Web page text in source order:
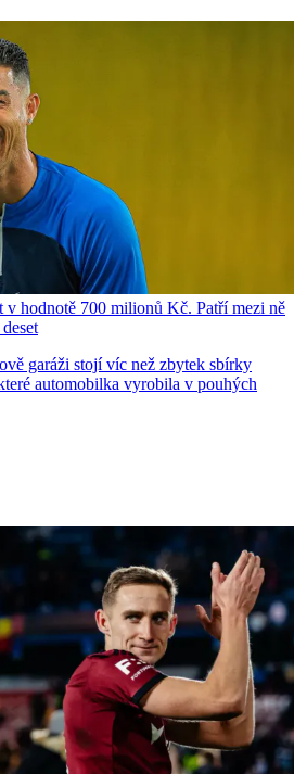
v hodnotě 700 milionů Kč. Patří mezi ně
garáži stojí víc než zbytek sbírky
automobilka vyrobila v pouhých